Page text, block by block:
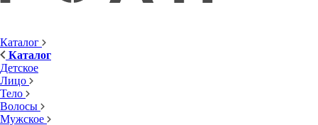
Каталог
Каталог
Детское
Лицо
Тело
Волосы
Мужское